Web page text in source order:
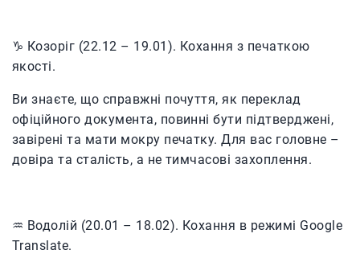
♑️ Козоріг (22.12 – 19.01). Кохання з печаткою
якості.
Ви знаєте, що справжні почуття, як переклад
офіційного документа, повинні бути підтверджені,
завірені та мати мокру печатку. Для вас головне –
довіра та сталість, а не тимчасові захоплення.
♒️ Водолій (20.01 – 18.02). Кохання в режимі Google
Translate.